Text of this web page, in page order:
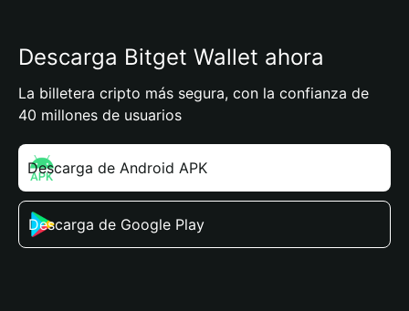
Descarga Bitget Wallet ahora
La billetera cripto más segura, con la confianza de
40 millones de usuarios
Descarga de Android APK
Descarga de Google Play